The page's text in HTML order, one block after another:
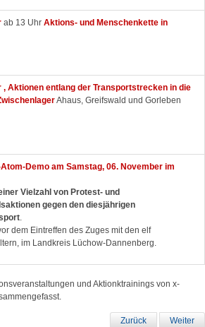
ab 13 Uhr Aktions- und Menschenkette in
, Aktionen entlang der Transportstrecken in die
Ahaus, Greifswald und Gorleben
Demo am Samstag, 06. November im
Vielzahl von Protest- und
gegen den diesjährigen
dem Eintreffen des Zuges mit den elf
im Landkreis Lüchow-Dannenberg.
und Aktionktrainings von x-
Zurück Weiter